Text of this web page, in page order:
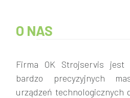
O NAS
Firma OK Strojservis jest
bardzo precyzyjnych
urządzeń technologicznych